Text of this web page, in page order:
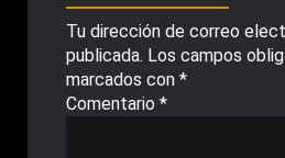
Tu dirección de correo
publicada. Los campos
marcados con *
Comentario *